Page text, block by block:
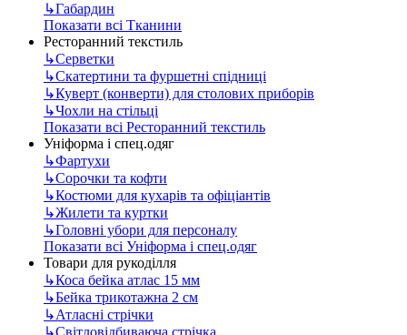
↳Габардин
Показати всі Тканини
Ресторанний текстиль
↳Серветки
↳Скатертини та фуршетні спідниці
↳Куверт (конверти) для столових приборів
↳Чохли на стільці
Показати всі Ресторанний текстиль
Уніформа і спец.одяг
↳Фартухи
↳Сорочки та кофти
↳Костюми для кухарів та офіціантів
↳Жилети та куртки
↳Головні убори для персоналу
Показати всі Уніформа і спец.одяг
Товари для рукоділля
↳Коса бейка атлас 15 мм
↳Бейка трикотажна 2 см
↳Атласні стрічки
↳Світловідбиваюча стрічка